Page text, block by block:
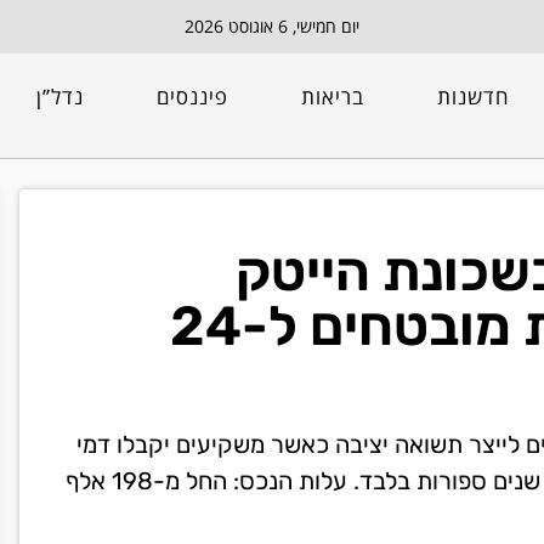
יום חמישי, 6 אוגוסט 2026
חדשנות בריאות פיננסים נדל”ן
הייטק
ברומניה עם דמי שכירות מובטחים ל-24
לייצר תשואה יציבה כאשר משקיעים יקבלו דמי
שכירות מובטחים ל-24 חודשים והזדמנות לאקזיט תוך שנים ספורות בלבד. עלות הנכס: החל מ-198 אלף